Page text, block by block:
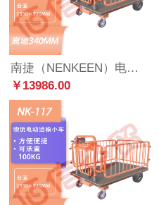
南捷（NENKEEN）电动手推车带护栏不锈钢银库银行用车重型工具四轮电动手推车【NK-117带护栏】
￥13986.00